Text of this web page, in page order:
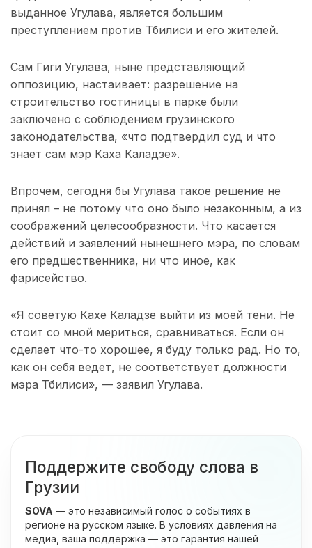
выданное Угулава, является большим
преступлением против Тбилиси и его жителей.
Сам Гиги Угулава, ныне представляющий
оппозицию, настаивает: разрешение на
строительство гостиницы в парке были
заключено с соблюдением грузинского
законодательства, «что подтвердил суд и что
знает сам мэр Каха Каладзе».
Впрочем, сегодня бы Угулава такое решение не
принял – не потому что оно было незаконным, а из
соображений целесообразности. Что касается
действий и заявлений нынешнего мэра, по словам
его предшественника, ни что иное, как
фарисейство.
«Я советую Кахе Каладзе выйти из моей тени. Не
стоит со мной мериться, сравниваться. Если он
сделает что-то хорошее, я буду только рад. Но то,
как он себя ведет, не соответствует должности
мэра Тбилиси», — заявил Угулава.
Поддержите свободу слова в
Грузии
SOVA — это независимый голос о событиях в
регионе на русском языке. В условиях давления на
медиа, ваша поддержка — это гарантия нашей